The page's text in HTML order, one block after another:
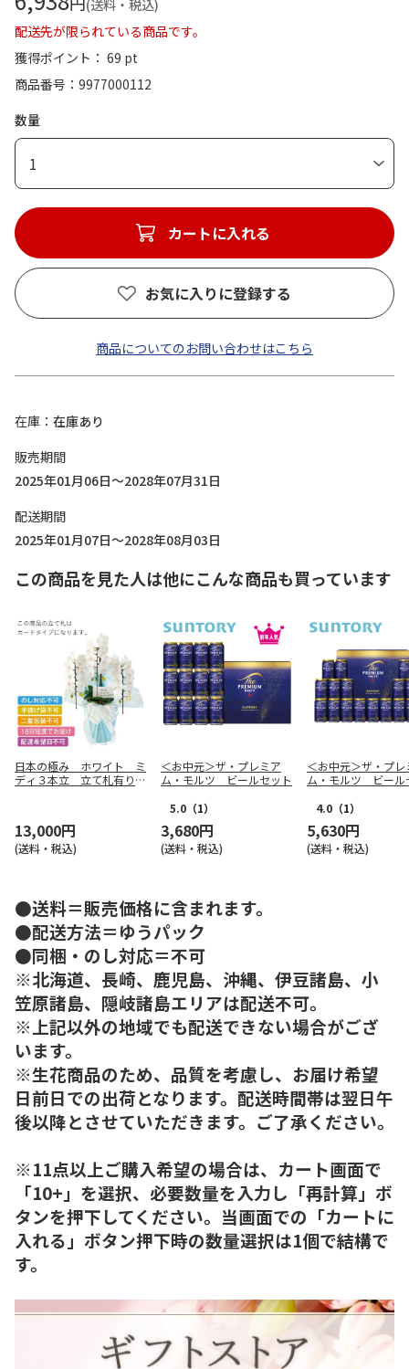
(送料・税込)
配送先が限られている商品です。
獲得ポイント： 69 pt
商品番号
9977000112
数量
1
カートに入れる
お気に入りに登録する
商品についてのお問い合わせはこちら
在庫
在庫あり
販売期間
2025年01月06日～2028年07月31日
配送期間
2025年01月07日～2028年08月03日
この商品を見た人は他にこんな商品も買っています
日本の極み ホワイト ミ
ディ３本立 立て札有り
13,000円
(送料・税込)
＜お中元＞ザ・プレミア
ム・モルツ ビールセット
5.0 （1）
3,680円
(送料・税込)
＜お中元＞ザ・プレ
ム・モルツ ビール
4.0 （1）
5,630円
(送料・税込)
●送料＝販売価格に含まれます。
●配送方法＝ゆうパック
●同梱・のし対応＝不可
※北海道、長崎、鹿児島、沖縄、伊豆諸島、小
笠原諸島、隠岐諸島エリアは配送不可。
※上記以外の地域でも配送できない場合がござ
います。
※生花商品のため、品質を考慮し、お届け希望
日前日での出荷となります。配送時間帯は翌日午
後以降とさせていただきます。ご了承ください。
※11点以上ご購入希望の場合は、カート画面で
「10+」を選択、必要数量を入力し「再計算」ボ
タンを押下してください。当画面での「カートに
入れる」ボタン押下時の数量選択は1個で結構で
す。